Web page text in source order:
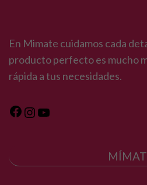
En Mimate cuidamos cada
producto perfecto es mucho
rápida a tus necesidades.
Facebook
Instagram